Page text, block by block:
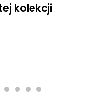
kolekcji